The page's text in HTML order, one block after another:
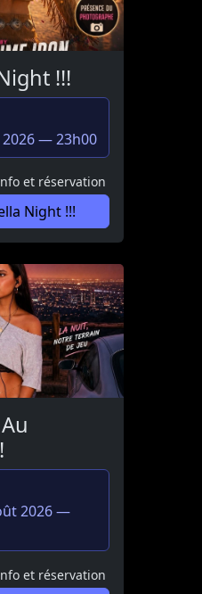
!!!
— 23h00
et réservation
Night !!!
2026 —
et réservation